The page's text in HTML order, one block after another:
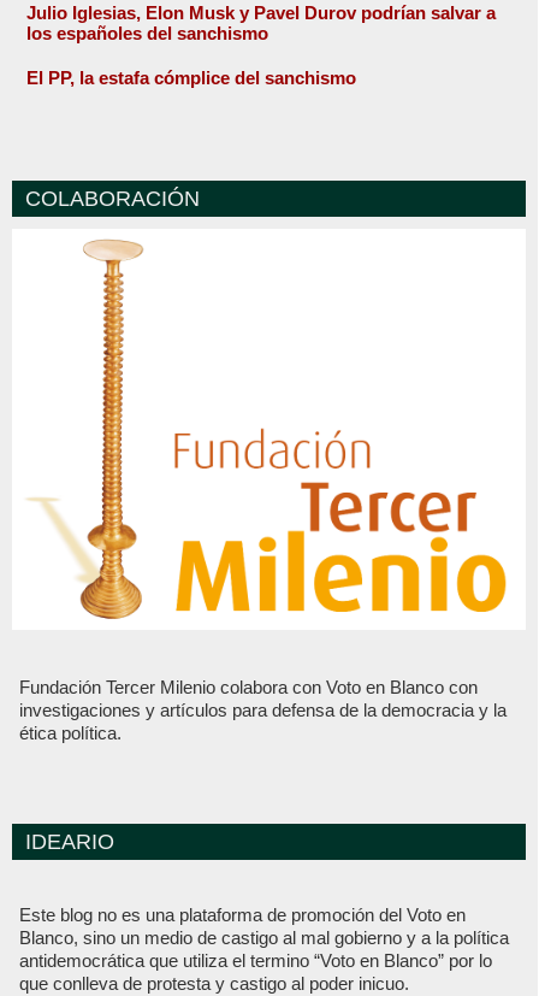
Julio Iglesias, Elon Musk y Pavel Durov podrían salvar a
los españoles del sanchismo
El PP, la estafa cómplice del sanchismo
COLABORACIÓN
Fundación Tercer Milenio colabora con Voto en Blanco con
investigaciones y artículos para defensa de la democracia y la
ética política.
IDEARIO
Este blog no es una plataforma de promoción del Voto en
Blanco, sino un medio de castigo al mal gobierno y a la política
antidemocrática que utiliza el termino “Voto en Blanco” por lo
que conlleva de protesta y castigo al poder inicuo.